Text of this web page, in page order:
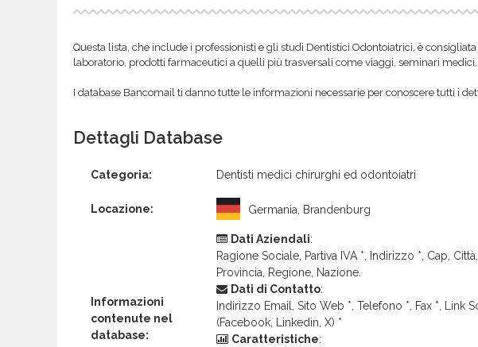
Questa lista, che include i professionisti e gli studi Dentistici Odontoiatrici, è
laboratorio, prodotti farmaceutici a quelli più trasversali come viaggi, seminari
I database Bancomail ti danno tutte le informazioni necessarie per conoscere tutti i
Dettagli Database
Categoria: Dentisti medici chirurghi ed odontoiatri
Locazione: Germania, Brandenburg
Informazioni
contenute nel
database:
Dati Aziendali:
Ragione Sociale, Partiva IVA *, Indirizzo *, Cap, Città,
Provincia, Regione, Nazione.
Dati di Contatto:
Indirizzo Email, Sito Web *, Telefono *, Fax *, Link
(Facebook, Linkedin, X) *
Caratteristiche: